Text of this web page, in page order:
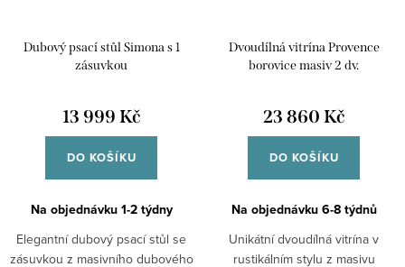
Dubový psací stůl Simona s 1
zásuvkou
13 999 Kč
DO KOŠÍKU
Na objednávku 1-2 týdny
Elegantní dubový psací stůl se
zásuvkou z masivního dubového
Dvoudílná vitrína Provence
borovice masiv 2 dv.
23 860 Kč
DO KOŠÍKU
Na objednávku 6-8 týdnů
Unikátní dvoudílná vitrína v
rustikálním stylu z masivu